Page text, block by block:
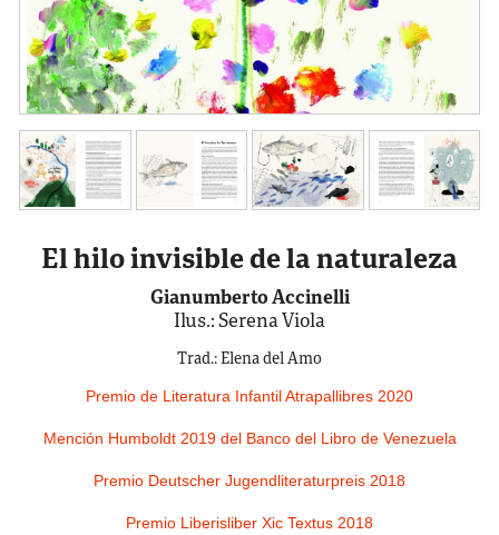
El hilo invisible de la naturaleza
Gianumberto Accinelli
Ilus.: Serena Viola
Trad.: Elena del Amo
Premio de Literatura Infantil Atrapallibres 2020
Mención Humboldt 2019 del Banco del Libro de Venezuela
Premio Deutscher Jugendliteraturpreis 2018
Premio Liberisliber Xic Textus 2018